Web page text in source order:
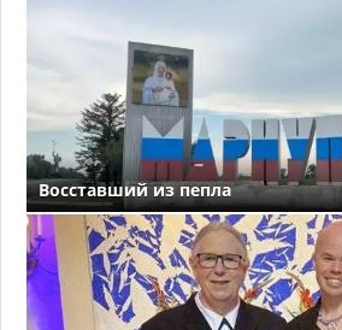
Восставший из пепла